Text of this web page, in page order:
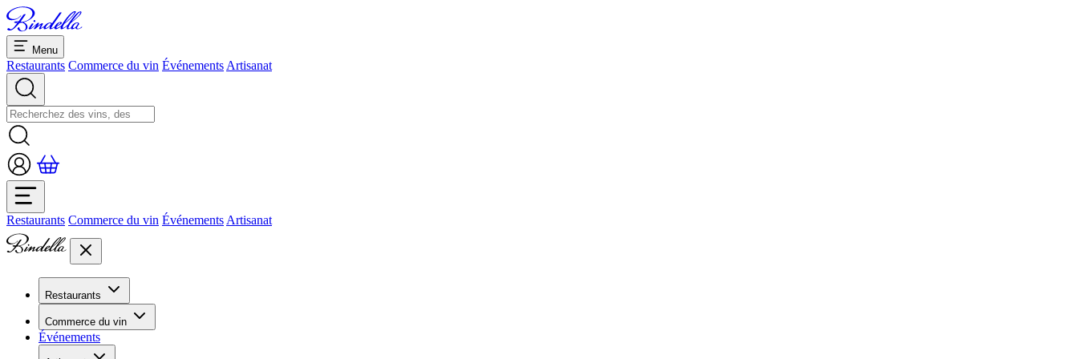
Menu
Restaurants Commerce du vin Événements Artisanat
Restaurants Commerce du vin Événements Artisanat
Restaurants
Aperçu restaurants
Banquets et séminaires
Dolcezze
Commerce du vin
Overview
Événements